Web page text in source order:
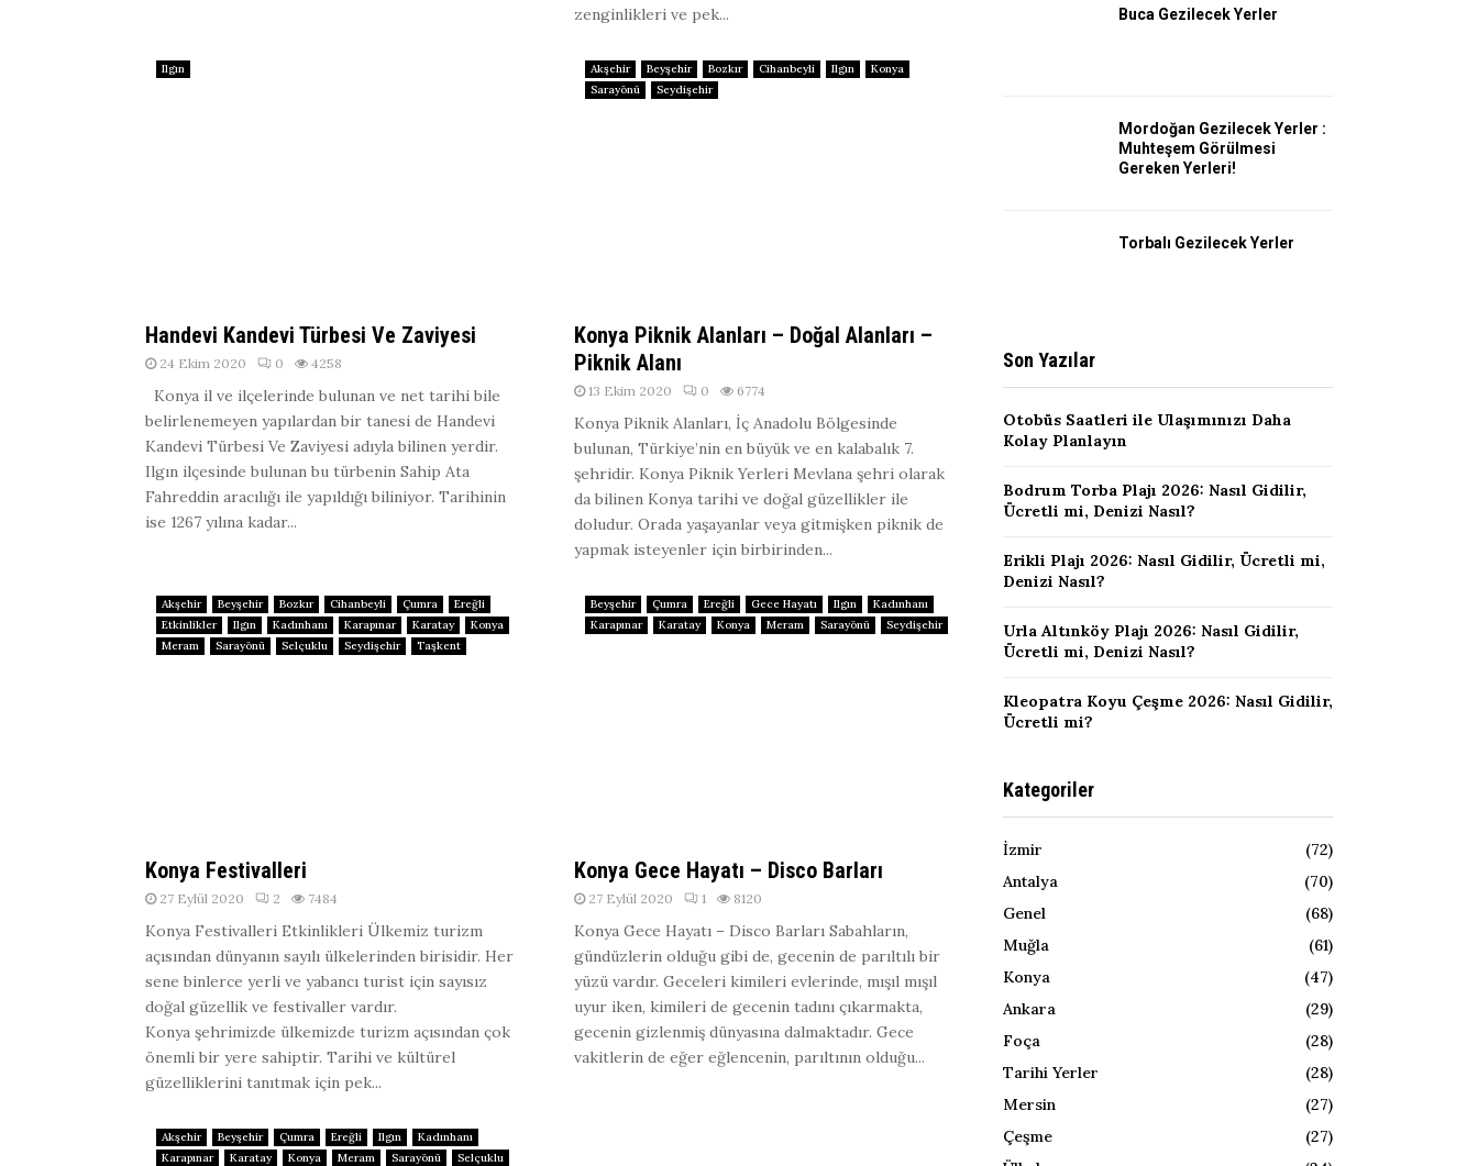
zenginlikleri ve pek...
Ilgın
Handevi Kandevi Türbesi Ve Zaviyesi
24 Ekim 2020 0 4258
Konya il ve ilçelerinde bulunan ve net tarihi bile
belirlenemeyen yapılardan bir tanesi de Handevi
Kandevi Türbesi Ve Zaviyesi adıyla bilinen yerdir.
Ilgın ilçesinde bulunan bu türbenin Sahip Ata
Fahreddin aracılığı ile yapıldığı biliniyor. Tarihinin
ise 1267 yılına kadar...
Akşehir Beyşehir Bozkır Cihanbeyli Ilgın
Konya
Sarayönü
Seydişehir
Konya Piknik Alanları – Doğal Alanları –
Piknik Alanı
13 Ekim 2020 0 6774
Konya Piknik Alanları, İç Anadolu Bölgesinde
bulunan, Türkiye’nin en büyük ve en kalabalık 7.
şehridir. Konya Piknik Yerleri Mevlana şehri olarak
da bilinen Konya tarihi ve doğal güzellikler ile
doludur. Orada yaşayanlar veya gitmişken piknik de
yapmak isteyenler için birbirinden...
Akşehir Beyşehir Bozkır Cihanbeyli Çumra
Ereğli
Etkinlikler
Ilgın Kadınhanı Karapınar Karatay
Konya
Meram
Sarayönü Selçuklu Seydişehir Taşkent
Konya Festivalleri
27 Eylül 2020 2 7484
Konya Festivalleri Etkinlikleri Ülkemiz turizm
açısından dünyanın sayılı ülkelerinden birisidir. Her
sene binlerce yerli ve yabancı turist için sayısız
doğal güzellik ve festivaller vardır.
Konya şehrimizde ülkemizde turizm açısından çok
önemli bir yere sahiptir. Tarihi ve kültürel
güzelliklerini tanıtmak için pek...
Beyşehir Çumra Ereğli Gece Hayatı Ilgın
Kadınhanı
Karapınar
Karatay Konya Meram Sarayönü Seydişehir
Konya Gece Hayatı – Disco Barları
27 Eylül 2020 1 8120
Konya Gece Hayatı – Disco Barları Sabahların,
gündüzlerin olduğu gibi de, gecenin de parıltılı bir
yüzü vardır. Geceleri kimileri evlerinde, mışıl mışıl
uyur iken, kimileri de gecenin tadını çıkarmakta,
gecenin gizlenmiş dünyasına dalmaktadır. Gece
vakitlerin de eğer eğlencenin, parıltının olduğu...
Akşehir Beyşehir Çumra Ereğli Ilgın
Kadınhanı
Karapınar
Karatay Konya Meram Sarayönü
Selçuklu
Buca Gezilecek Yerler
Mordoğan Gezilecek Yerler :
Muhteşem Görülmesi
Gereken Yerleri!
Torbalı Gezilecek Yerler
Son Yazılar
Otobüs Saatleri ile Ulaşımınızı Daha
Kolay Planlayın
Bodrum Torba Plajı 2026: Nasıl Gidilir,
Ücretli mi, Denizi Nasıl?
Erikli Plajı 2026: Nasıl Gidilir, Ücretli mi,
Denizi Nasıl?
Urla Altınköy Plajı 2026: Nasıl Gidilir,
Ücretli mi, Denizi Nasıl?
Kleopatra Koyu Çeşme 2026: Nasıl Gidilir,
Ücretli mi?
Kategoriler
İzmir
(72)
Antalya
(70)
Genel
(68)
Muğla
(61)
Konya
(47)
Ankara
(29)
Foça
(28)
Tarihi Yerler
(28)
Mersin
(27)
Çeşme
(27)